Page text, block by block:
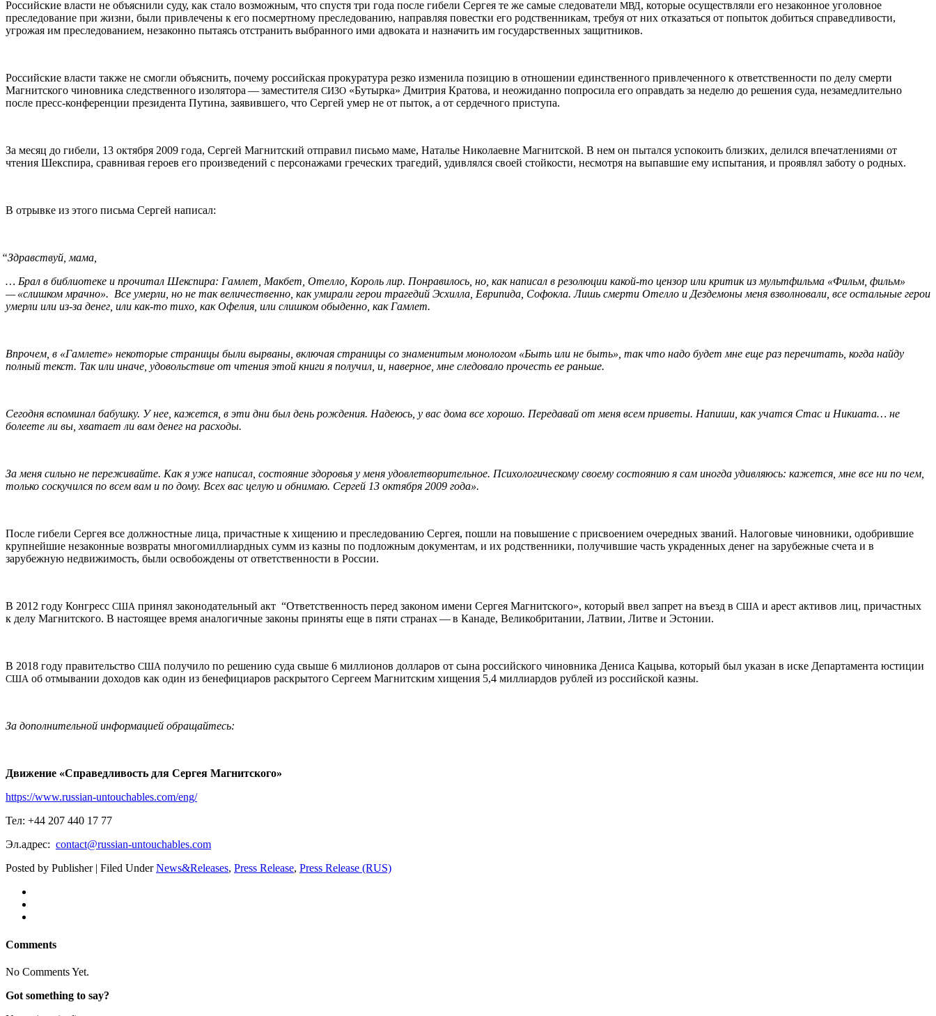
Российские власти не объяснили суду, как стало возможным, что спустя три года после гибели Сергея те же самые следователи МВД, которые осуществляли его незаконное уголовное
преследование при жизни, были привлечены к его посмертному преследованию, направляя повестки его родственникам, требуя от них отказаться от попыток добиться справедливости,
угрожая им преследованием, незаконно пытаясь отстранить выбранного ими адвоката и назначить им государственных защитников.
Российские власти также не смогли объяснить, почему российская прокуратура резко изменила позицию в отношении единственного привлеченного к ответственности по делу смерти
Магнитского чиновника следственного изолятора — заместителя СИЗО «Бутырка» Дмитрия Кратова, и неожиданно попросила его оправдать за неделю до решения суда, незамедлительно
после пресс-конференции президента Путина, заявившего, что Сергей умер не от пыток, а от сердечного приступа.
За месяц до гибели, 13 октября 2009 года, Сергей Магнитский отправил письмо маме, Наталье Николаевне Магнитской. В нем он пытался успокоить близких, делился впечатлениями от
чтения Шекспира, сравнивая героев его произведений с персонажами греческих трагедий, удивлялся своей стойкости, несмотря на выпавшие ему испытания, и проявлял заботу о родных.
В отрывке из этого письма Сергей написал:
“Здравствуй, мама,
… Брал в библиотеке и прочитал Шекспира: Гамлет, Макбет, Отелло, Король лир. Понравилось, но, как написал в резолюции какой-то цензор или критик из мультфильма «Фильм, фильм»
— «слишком мрачно». Все умерли, но не так величественно, как умирали герои трагедий Эсхилла, Еврипида, Софокла. Лишь смерти Отелло и Дездемоны меня взволновали, все остальные герои
умерли или из-за денег, или как-то тихо, как Офелия, или слишком обыденно, как Гамлет.
Впрочем, в «Гамлете» некоторые страницы были вырваны, включая страницы со знаменитым монологом «Быть или не быть», так что надо будет мне еще раз перечитать, когда найду
полный текст. Так или иначе, удовольствие от чтения этой книги я получил, и, наверное, мне следовало прочесть ее раньше.
Сегодня вспоминал бабушку. У нее, кажется, в эти дни был день рождения. Надеюсь, у вас дома все хорошо. Передавай от меня всем приветы. Напиши, как учатся Стас и Никиата… не
болеете ли вы, хватает ли вам денег на расходы.
За меня сильно не переживайте. Как я уже написал, состояние здоровья у меня удовлетворительное. Психологическому своему состоянию я сам иногда удивляюсь: кажется, мне все ни по чем,
только соскучился по всем вам и по дому. Всех вас целую и обнимаю. Сергей 13 октября 2009 года».
После гибели Сергея все должностные лица, причастные к хищению и преследованию Сергея, пошли на повышение с присвоением очередных званий. Налоговые чиновники, одобрившие
крупнейшие незаконные возвраты многомиллиардных сумм из казны по подложным документам, и их родственники, получившие часть украденных денег на зарубежные счета и в
зарубежную недвижимость, были освобождены от ответственности в России.
В 2012 году Конгресс США принял законодательный акт “Ответственность перед законом имени Сергея Магнитского», который ввел запрет на въезд в США и арест активов лиц, причастных
к делу Магнитского. В настоящее время аналогичные законы приняты еще в пяти странах — в Канаде, Великобритании, Латвии, Литве и Эстонии.
В 2018 году правительство США получило по решению суда свыше 6 миллионов долларов от сына российского чиновника Дениса Кацыва, который был указан в иске Департамента юстиции
США об отмывании доходов как один из бенефициаров раскрытого Сергеем Магнитским хищения 5,4 миллиардов рублей из российской казны.
За дополнительной информацией обращайтесь:
Движение «Справедливость для Сергея Магнитского»
https://www.russian-untouchables.com/eng/
Тел: +44 207 440 17 77
Эл.адрес: contact@russian-untouchables.com
Posted by Publisher | Filed UnderNews&Releases, Press Release, Press Release (RUS)
Comments
No Comments Yet.
Got something to say?